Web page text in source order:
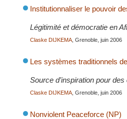
Institutionnaliser le pouvoir
Légitimité et démocratie en
Claske DIJKEMA , Grenoble, juin 2006
Les systèmes traditionnels
Source d’inspiration pour
Claske DIJKEMA , Grenoble, juin 2006
Nonviolent Peaceforce (NP)